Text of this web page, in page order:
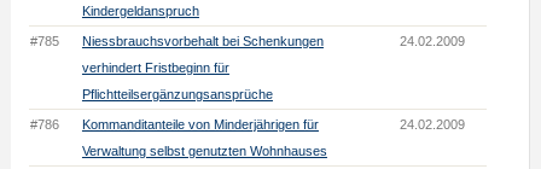
Kindergeldanspruch
#785
Niessbrauchsvorbehalt bei Schenkungen
verhindert Fristbeginn für
Pflichtteilsergänzungsansprüche
24.02.2009
#786
Kommanditanteile von Minderjährigen für
Verwaltung selbst genutzten Wohnhauses
24.02.2009